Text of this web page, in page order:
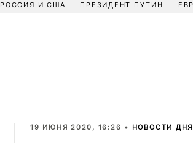
РОССИЯ И США ПРЕЗИДЕНТ ПУТИН
19 ИЮНЯ 2020, 16:26 • НОВОСТИ ДНЯ